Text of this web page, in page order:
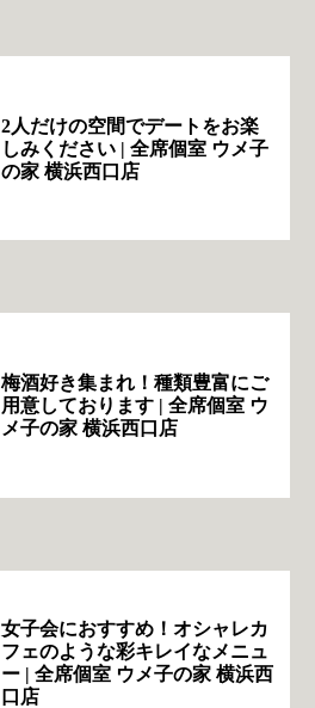
2人だけの空間でデートをお楽
しみください | 全席個室 ウメ子
の家 横浜西口店
梅酒好き集まれ！種類豊富にご
用意しております | 全席個室 ウ
メ子の家 横浜西口店
女子会におすすめ！オシャレカ
フェのような彩キレイなメニュ
ー | 全席個室 ウメ子の家 横浜西
口店